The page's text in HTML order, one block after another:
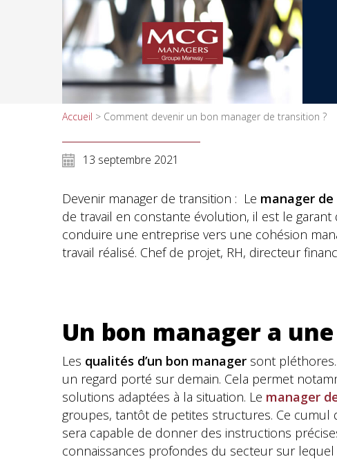
Accueil > Comment devenir un bon manager de transition ?
13 septembre 2021
Devenir manager de transition : Le manager
de travail en constante évolution, il est le
conduire une entreprise vers une cohésion
travail réalisé. Chef de projet, RH, directeur
Un bon manager a
Les qualités d’un bon manager sont
un regard porté sur demain. Cela permet
solutions adaptées à la situation. Le manager
groupes, tantôt de petites structures. Ce cumul
sera capable de donner des instructions
connaissances profondes du secteur sur lequel